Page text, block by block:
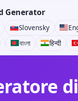
Generator
Slovensky
বাংলা हिन्दी